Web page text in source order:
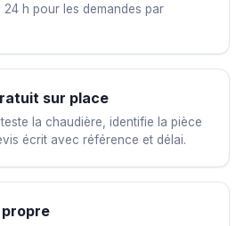
24 h pour les demandes par
sur place
la chaudière, identifie la pièce
écrit avec référence et délai.